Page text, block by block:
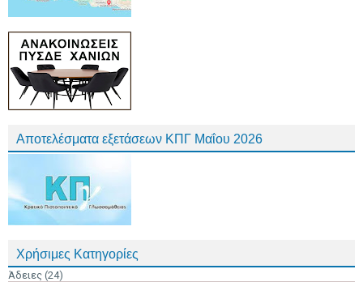
Αποτελέσματα εξετάσεων ΚΠΓ Μαΐου 2026
Χρήσιμες Κατηγορίες
Άδειες (24)